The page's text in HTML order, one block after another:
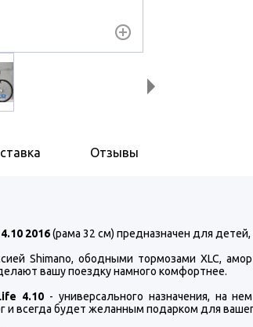
Отзывы
2016(рама 32 см) предназначен для
Shimano, ободными тормозами XLC,
вашу поездку намного комфортнее.
4.10 - универсального назначения, на
и всегда будет желанным подарком для